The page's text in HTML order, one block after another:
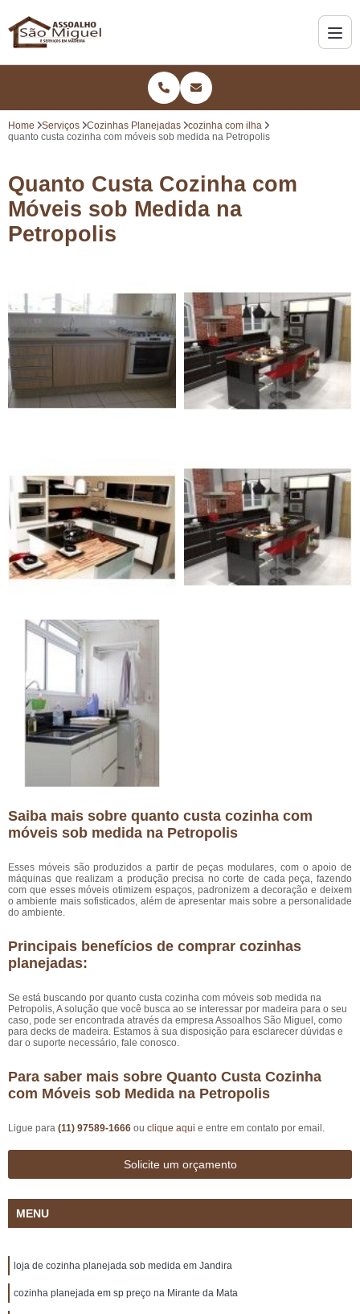
Home Serviços Cozinhas Planejadas
cozinha com ilha
quanto custa cozinha com móveis sob medida na Petropolis
Quanto Custa Cozinha com
Móveis sob Medida na
Petropolis
Saiba mais sobre quanto custa cozinha com
móveis sob medida na Petropolis
Esses móveis são produzidos a partir de peças modulares, com o apoio de
máquinas que realizam a produção precisa no corte de cada peça, fazendo
com que esses móveis otimizem espaços, padronizem a decoração e deixem
o ambiente mais sofisticados, além de apresentar mais sobre a personalidade
do ambiente.
Principais benefícios de comprar cozinhas
planejadas:
Se está buscando por quanto custa cozinha com móveis sob medida na
Petropolis, A solução que você busca ao se interessar por madeira para o seu
caso, pode ser encontrada através da empresa Assoalhos São Miguel, como
para decks de madeira. Estamos à sua disposição para esclarecer dúvidas e
dar o suporte necessário, fale conosco.
Para saber mais sobre Quanto Custa Cozinha
com Móveis sob Medida na Petropolis
Ligue para (11) 97589-1666 ou clique aqui e entre em contato por email.
Solicite um orçamento
MENU
loja de cozinha planejada sob medida em Jandira
cozinha planejada em sp preço na Mirante da Mata